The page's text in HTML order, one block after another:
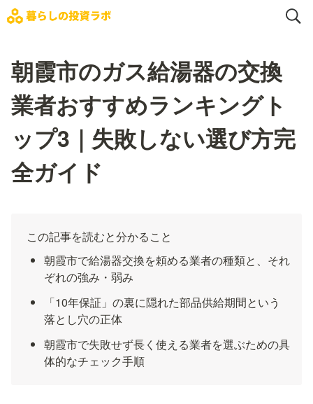
朝霞市のガス給湯器の交換
業者おすすめランキングト
ップ3｜失敗しない選び方完
全ガイド
この記事を読むと分かること
朝霞市で給湯器交換を頼める業者の種類と、それ
ぞれの強み・弱み
「10年保証」の裏に隠れた部品供給期間という
落とし穴の正体
朝霞市で失敗せず長く使える業者を選ぶための具
体的なチェック手順